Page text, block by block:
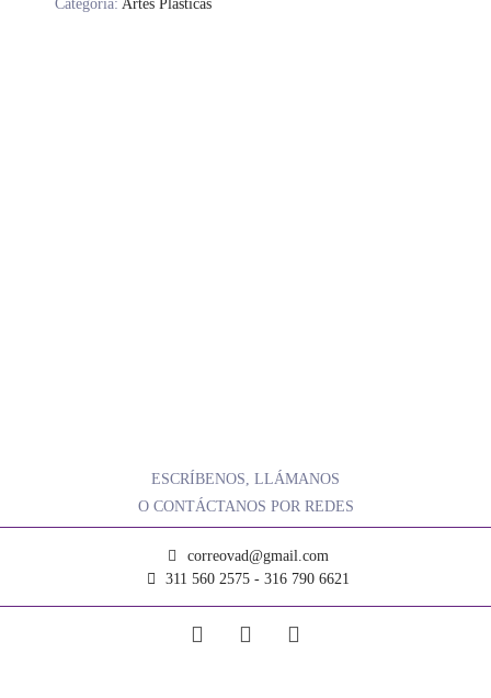
Categoría: Artes Plásticas
ESCRÍBENOS, LLÁMANOS
O CONTÁCTANOS POR REDES
correovad@gmail.com
311 560 2575 - 316 790 6621